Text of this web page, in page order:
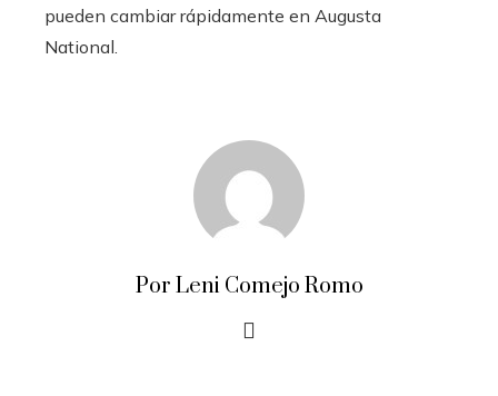
pueden cambiar rápidamente en Augusta
National.
Por Leni Comejo Romo